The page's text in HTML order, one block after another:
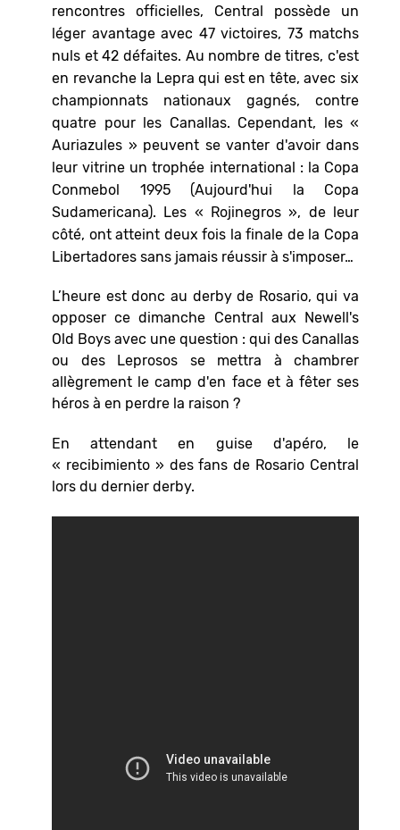
rencontres officielles, Central possède un
léger avantage avec 47 victoires, 73 matchs
nuls et 42 défaites. Au nombre de titres, c'est
en revanche la Lepra qui est en tête, avec six
championnats nationaux gagnés, contre
quatre pour les Canallas. Cependant, les «
Auriazules » peuvent se vanter d'avoir dans
leur vitrine un trophée international : la Copa
Conmebol 1995 (Aujourd'hui la Copa
Sudamericana). Les « Rojinegros », de leur
côté, ont atteint deux fois la finale de la Copa
Libertadores sans jamais réussir à s'imposer…
L’heure est donc au derby de Rosario, qui va
opposer ce dimanche Central aux Newell's
Old Boys avec une question : qui des Canallas
ou des Leprosos se mettra à chambrer
allègrement le camp d'en face et à fêter ses
héros à en perdre la raison ?
En attendant en guise d'apéro, le
« recibimiento » des fans de Rosario Central
lors du dernier derby.